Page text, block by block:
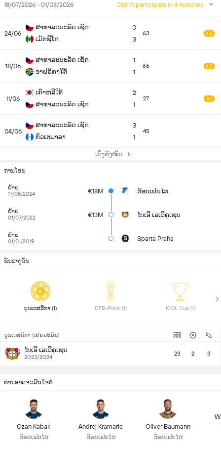
18/07/2026 - 01/08/2026 Didn't participate in 4 matches
24/06
ສາທາລະນະລັດ ເຊັກ
ເມັກຊິໂກ
0
3
63 6.6
18/06
ສາທາລະນະລັດ ເຊັກ
ອາຟຣິກາໃຕ້
1
1
66 6.3
11/06
ເກົາຫລີໃຕ້
ສາທາລະນະລັດ ເຊັກ
2
1
27 6.1
04/06
ສາທາລະນະລັດ ເຊັກ
ກົວເຕມາລາ
3
1
45
ເບິ່ງທັງໝົດ
ການໂອນ
ຍ້າຍ
17/08/2024
€18M ຮັອບເຟນໄຮ
ຍ້າຍ
01/07/2022
€13M ໄບເອີ ເລເວີຄູເຊນ
ຍ້າຍ
01/01/2019
Sparta Praha
ຂັນລາງວັນ
DFB-Pokal (1) MOL Cup (1)
ບູນເດສລີກາ (ເຢຍລະມັນ)
ໄບເອີ ເລເວີຄູເຊນ
2023/2024 23 2 3
ທ່ານອາດຈະສົນໃຈຕໍ່
Ozan Kabak
ຮັອບເຟນໄຮ
Andrej Kramaric
ຮັອບເຟນໄຮ
Oliver Baumann
ຮັອບເຟນໄຮ